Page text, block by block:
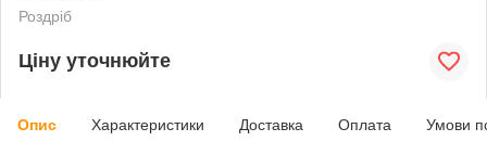
Роздріб
Ціну уточнюйте
Опис Характеристики Доставка Оплата Умови